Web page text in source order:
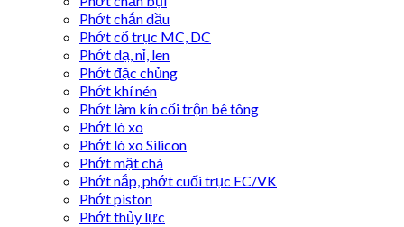
Phớt chắn dầu
Phớt cổ trục MC, DC
Phớt dạ, nỉ, len
Phớt đặc chủng
Phớt khí nén
Phớt làm kín cối trộn bê tông
Phớt lò xo
Phớt lò xo Silicon
Phớt mặt chà
Phớt nắp, phớt cuối trục EC/VK
Phớt piston
Phớt thủy lực